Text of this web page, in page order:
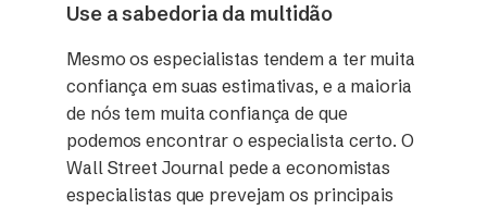
Use a sabedoria da multidão
Mesmo os especialistas tendem a ter muita
confiança em suas estimativas, e a maioria
de nós tem muita confiança de que
podemos encontrar o especialista certo. O
Wall Street Journal pede a economistas
especialistas que prevejam os principais